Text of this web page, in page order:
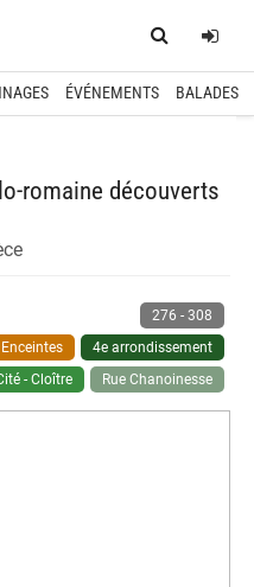
ÉVÉNEMENTS BALADES
romaine découverts
276 - 308
Enceintes
4e arrondissement
- Cloître Rue Chanoinesse